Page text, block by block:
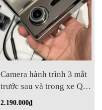
Camera hành trình 3 mắt
trước sau và trong xe Q7
2K
2.190.000₫